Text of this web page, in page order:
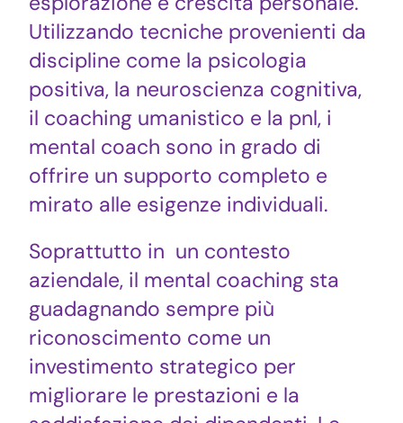
Utilizzando tecniche provenienti da
discipline come la psicologia
positiva, la neuroscienza cognitiva,
il coaching umanistico e la pnl, i
mental coach sono in grado di
offrire un supporto completo e
mirato alle esigenze individuali.
Soprattutto in un contesto
aziendale, il mental coaching sta
guadagnando sempre più
riconoscimento come un
investimento strategico per
migliorare le prestazioni e la